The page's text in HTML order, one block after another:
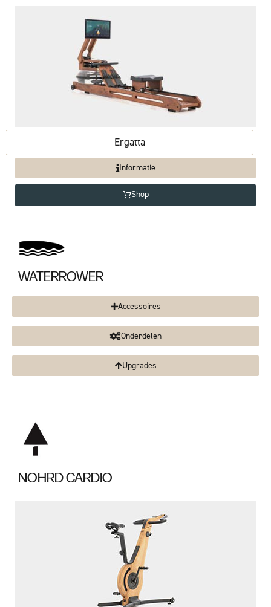
Ergatta
Informatie
Shop
WATERROWER
Accessoires
Onderdelen
Upgrades
NOHRD CARDIO